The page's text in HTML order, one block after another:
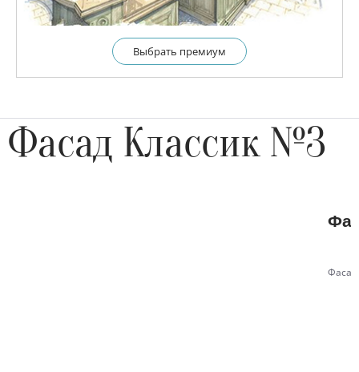
Выбрать премиум
Фасад Классик №3